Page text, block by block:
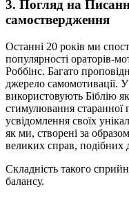
3. Погляд на
самоствердження
Останні 20 років ми
популярності ораторів-
Роббінс. Багато
джерело самомотивації. У
використовують Біблію
стимулювання старанної
усвідомлення своїх
як ми, створені за
великих справ, подібних
Складність такого
балансу.